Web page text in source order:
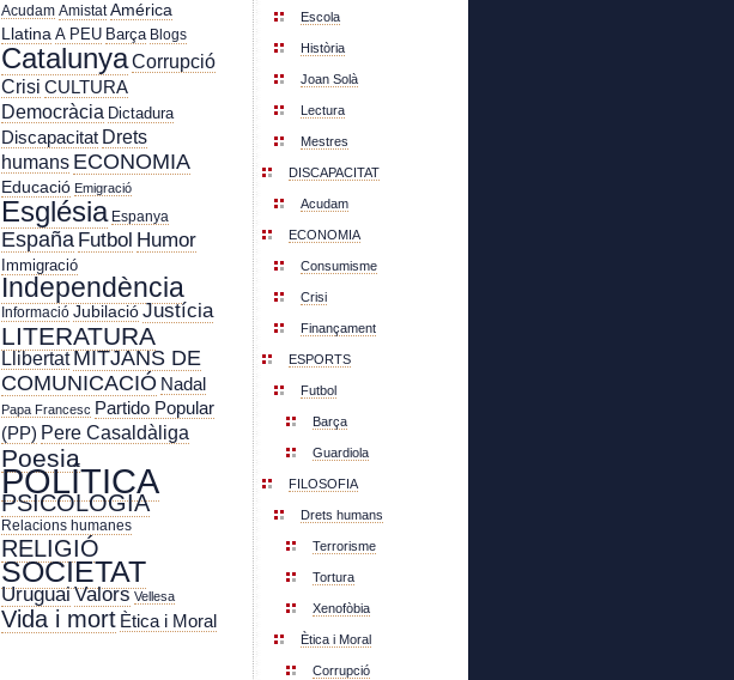
Acudam Amistat América
Llatina A PEU Barça Blogs
CatalunyaCorrupció
Crisi CULTURA
Democràcia Dictadura
Discapacitat Drets
humans ECONOMIA
Educació Emigració
Església Espanya
España Futbol Humor
Immigració
Independència
Informació JubilacióJustícia
LITERATURA
LlibertatMITJANS DE
COMUNICACIÓ Nadal
Papa Francesc Partido Popular
(PP) Pere Casaldàliga
Poesia
POLÍTICA
PSICOLOGIA
Relacions humanes
RELIGIÓ
SOCIETAT
Uruguai Valors Vellesa
Vida i mort Ètica i Moral
Escola
Història
Joan Solà
Lectura
Mestres
DISCAPACITAT
Acudam
ECONOMIA
Consumisme
Crisi
Finançament
ESPORTS
Futbol
Barça
Guardiola
FILOSOFIA
Drets humans
Terrorisme
Tortura
Xenofòbia
Ètica i Moral
Corrupció